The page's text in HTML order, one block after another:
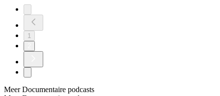
1
Meer Documentaire podcasts